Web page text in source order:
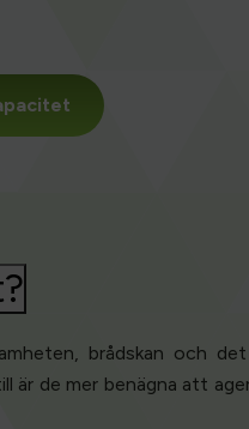
brådskan och
de mer benägna att